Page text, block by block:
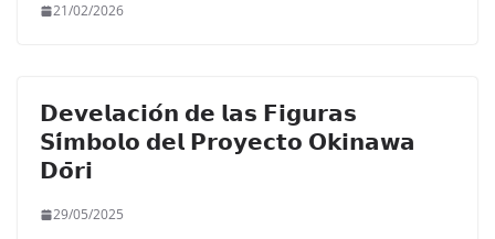
21/02/2026
𝗗𝗲𝘃𝗲𝗹𝗮𝗰𝗶𝗼́𝗻 𝗱𝗲 𝗹𝗮𝘀 𝗙𝗶𝗴𝘂𝗿𝗮𝘀
𝗦𝗶́𝗺𝗯𝗼𝗹𝗼 𝗱𝗲𝗹 𝗣𝗿𝗼𝘆𝗲𝗰𝘁𝗼 𝗢𝗸𝗶𝗻𝗮𝘄𝗮
𝗗𝗼̄𝗿𝗶
29/05/2025